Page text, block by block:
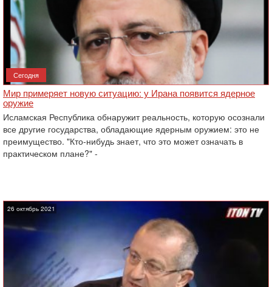
Сегодня
Мир примеряет новую ситуацию: у Ирана появится ядерное
оружие
Исламская Республика обнаружит реальность, которую осознали
все другие государства, обладающие ядерным оружием: это не
преимущество. "Кто-нибудь знает, что это может означать в
практическом плане?" -
26 октябрь 2021